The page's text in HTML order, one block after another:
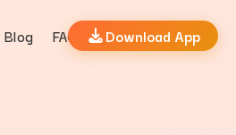
Blog FAQs Download App